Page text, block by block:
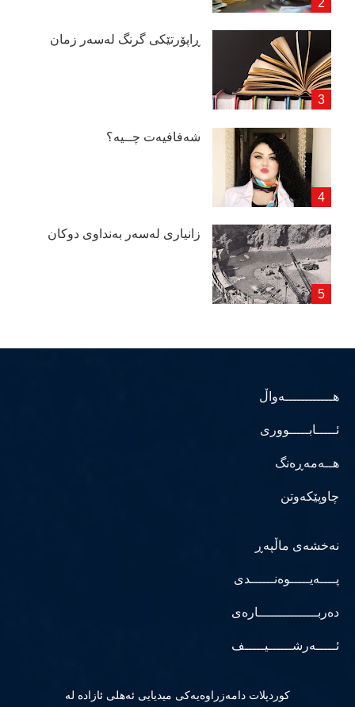
ڕاپۆرتێكی گرنگ لەسەر زمان
شەفافیەت چــیە؟
زانیاری لەسەر بەنداوی دوكان
هــــــــــــەواڵ
ئـــــابـــــووری
هــەمەڕەنگ
چاوپێکەوتن
نەخشەی ماڵپەڕ
پــــەیـــــوەنــــــدی
دەربـــــــــــــــارەی
ئـــــەرشــــــیـــــف
كوردپلات دامەزراوەیەكی میدیایی ئەهلی ئازادە لە